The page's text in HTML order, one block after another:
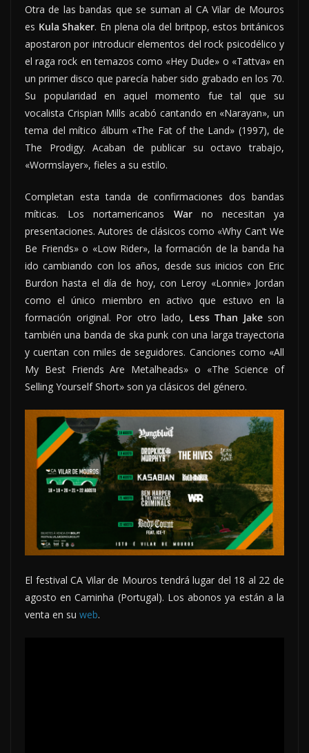
Otra de las bandas que se suman al CA Vilar de Mouros
es Kula Shaker. En plena ola del britpop, estos británicos
apostaron por introducir elementos del rock psicodélico y
el raga rock en temazos como «Hey Dude» o «Tattva» en
un primer disco que parecía haber sido grabado en los 70.
Su popularidad en aquel momento fue tal que su
vocalista Crispian Mills acabó cantando en «Narayan», un
tema del mítico álbum «The Fat of the Land» (1997), de
The Prodigy. Acaban de publicar su octavo trabajo,
«Wormslayer», fieles a su estilo.
Completan esta tanda de confirmaciones dos bandas
míticas. Los nortamericanos Warno necesitan ya
presentaciones. Autores de clásicos como «Why Can’t We
Be Friends» o «Low Rider», la formación de la banda ha
ido cambiando con los años, desde sus inicios con Eric
Burdon hasta el día de hoy, con Leroy «Lonnie» Jordan
como el único miembro en activo que estuvo en la
formación original. Por otro lado, Less Than Jakeson
también una banda de ska punk con una larga trayectoria
y cuentan con miles de seguidores. Canciones como «All
My Best Friends Are Metalheads» o «The Science of
Selling Yourself Short» son ya clásicos del género.
El festival CA Vilar de Mouros tendrá lugar del 18 al 22 de
agosto en Caminha (Portugal). Los abonos ya están a la
venta en su web.